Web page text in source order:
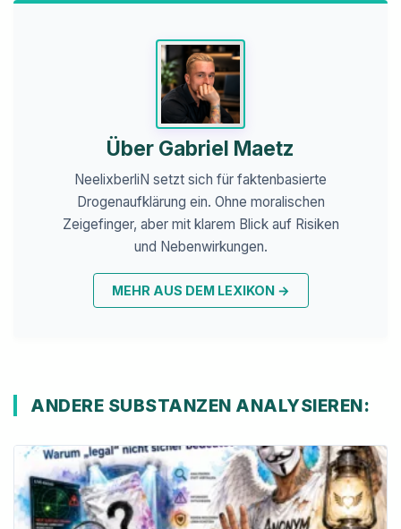
Über Gabriel Maetz
NeelixberliN setzt sich für faktenbasierte
Drogenaufklärung ein. Ohne moralischen
Zeigefinger, aber mit klarem Blick auf Risiken
und Nebenwirkungen.
MEHR AUS DEM LEXIKON →
ANDERE SUBSTANZEN ANALYSIEREN: